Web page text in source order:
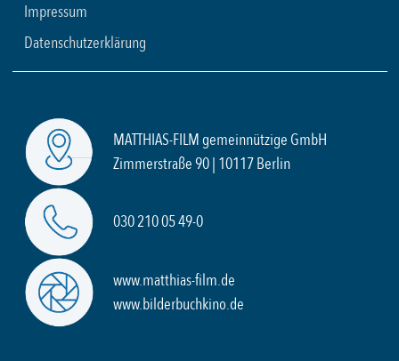
Impressum
Datenschutzerklärung
MATTHIAS-FILM gemeinnützige GmbH
Zimmerstraße 90 | 10117 Berlin
030 210 05 49-0
www.matthias-film.de
www.bilderbuchkino.de